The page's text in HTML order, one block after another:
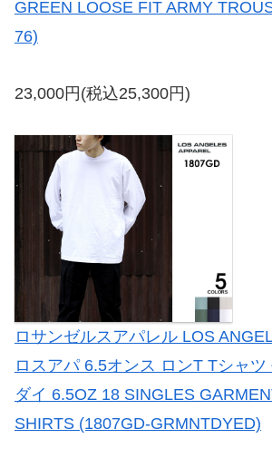
GREEN LOOSE FIT ARMY
76)
23,000円(税込25,300円)
ロサンゼルスアパレル LOS
ロスアパ 6.5オンス ロンT Tシャツ
ダイ 6.5OZ 18 SINGLES
SHIRTS (1807GD-GRMNTDYED)